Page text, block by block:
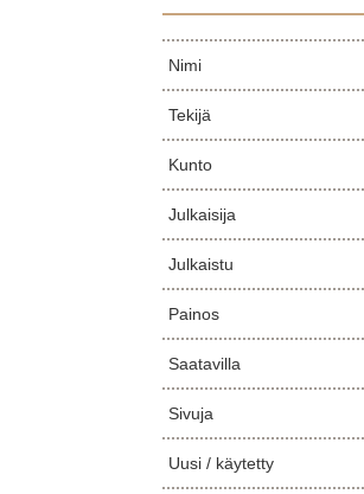
Nimi
Tekijä
Kunto
Julkaisija
Julkaistu
Painos
Saatavilla
Sivuja
Uusi / käytetty